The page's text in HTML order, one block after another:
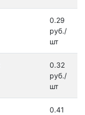
0.29
руб./
шт
0.32
руб./
шт
0.41